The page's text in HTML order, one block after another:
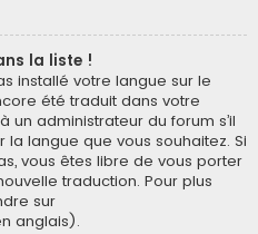
la liste !
installé votre langue sur le
été traduit dans votre
un administrateur du forum s’il
la langue que vous souhaitez. Si
vous êtes libre de vous porter
traduction. Pour plus
sur
anglais).